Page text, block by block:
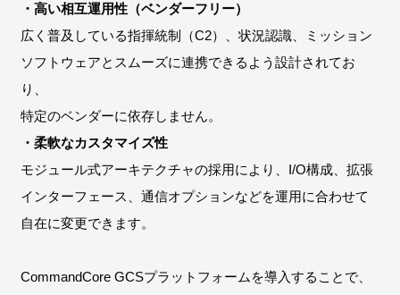
・高い相互運用性（ベンダーフリー）
広く普及している指揮統制（C2）、状況認識、ミッション
ソフトウェアとスムーズに連携できるよう設計されてお
り、
・柔軟なカスタマイズ性
モジュール式アーキテクチャの採用により、I/O構成、拡張
インターフェース、通信オプションなどを運用に合わせて
自在に変更できます。
CommandCore GCSプラットフォームを導入することで、